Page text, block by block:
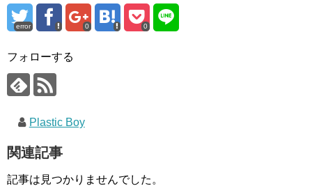
error 0 0
フォローする
Plastic Boy
関連記事
記事は見つかりませんでした。